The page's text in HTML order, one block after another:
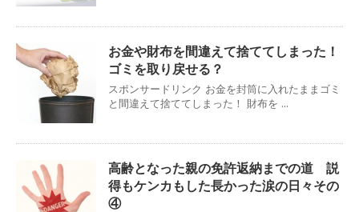
お金や財布を間違えて捨ててしまった！
ゴミを取り戻せる？
スポンサードリンク お金を封筒に入れたままゴミ
と間違えて捨ててしまった！ 財布を ...
高齢となった親の免許返納までの道 説
得もケンカもした長かった涙の日々その
④